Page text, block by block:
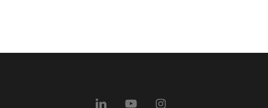
linkedin youtube instagram